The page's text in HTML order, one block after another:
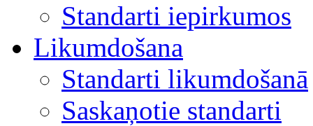
Standarti iepirkumos
Likumdošana
Standarti likumdošanā
Saskaņotie standarti